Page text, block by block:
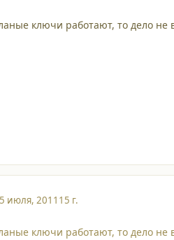
ключи работают, то дело не
июля, 2011 15 г.
ключи работают, то дело не